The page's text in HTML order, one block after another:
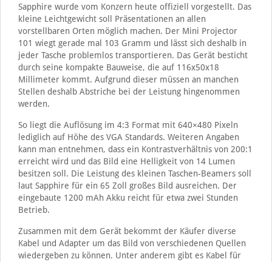
Sapphire wurde vom Konzern heute offiziell vorgestellt. Das
kleine Leichtgewicht soll Präsentationen an allen
vorstellbaren Orten möglich machen. Der Mini Projector
101 wiegt gerade mal 103 Gramm und lässt sich deshalb in
jeder Tasche problemlos transportieren. Das Gerät besticht
durch seine kompakte Bauweise, die auf 116x50x18
Millimeter kommt. Aufgrund dieser müssen an manchen
Stellen deshalb Abstriche bei der Leistung hingenommen
werden.
So liegt die Auflösung im 4:3 Format mit 640×480 Pixeln
lediglich auf Höhe des VGA Standards. Weiteren Angaben
kann man entnehmen, dass ein Kontrastverhältnis von 200:1
erreicht wird und das Bild eine Helligkeit von 14 Lumen
besitzen soll. Die Leistung des kleinen Taschen-Beamers soll
laut Sapphire für ein 65 Zoll großes Bild ausreichen. Der
eingebaute 1200 mAh Akku reicht für etwa zwei Stunden
Betrieb.
Zusammen mit dem Gerät bekommt der Käufer diverse
Kabel und Adapter um das Bild von verschiedenen Quellen
wiedergeben zu können. Unter anderem gibt es Kabel für